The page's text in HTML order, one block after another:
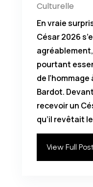
Culturelle
En vraie
César 2026
pourtant
de
Bardot.
recevoir un
qu’il revêtait
View Full Post